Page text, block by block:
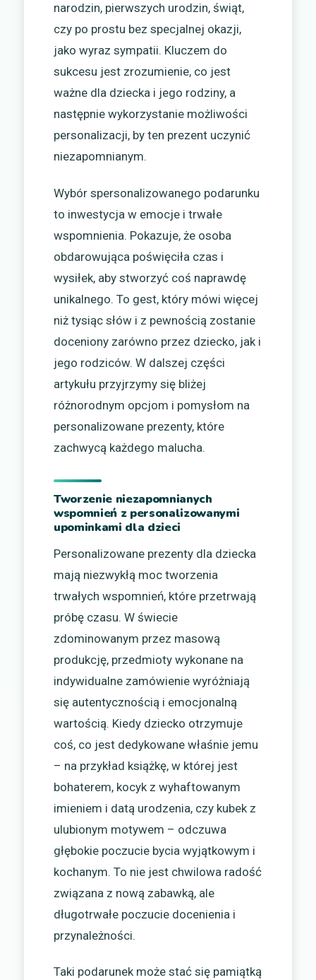
narodzin, pierwszych urodzin, świąt,
czy po prostu bez specjalnej okazji,
jako wyraz sympatii. Kluczem do
sukcesu jest zrozumienie, co jest
ważne dla dziecka i jego rodziny, a
następnie wykorzystanie możliwości
personalizacji, by ten prezent uczynić
niezapomnianym.
Wybór spersonalizowanego podarunku
to inwestycja w emocje i trwałe
wspomnienia. Pokazuje, że osoba
obdarowująca poświęciła czas i
wysiłek, aby stworzyć coś naprawdę
unikalnego. To gest, który mówi więcej
niż tysiąc słów i z pewnością zostanie
doceniony zarówno przez dziecko, jak i
jego rodziców. W dalszej części
artykułu przyjrzymy się bliżej
różnorodnym opcjom i pomysłom na
personalizowane prezenty, które
zachwycą każdego malucha.
Tworzenie niezapomnianych
wspomnień z personalizowanymi
upominkami dla dzieci
Personalizowane prezenty dla dziecka
mają niezwykłą moc tworzenia
trwałych wspomnień, które przetrwają
próbę czasu. W świecie
zdominowanym przez masową
produkcję, przedmioty wykonane na
indywidualne zamówienie wyróżniają
się autentycznością i emocjonalną
wartością. Kiedy dziecko otrzymuje
coś, co jest dedykowane właśnie jemu
– na przykład książkę, w której jest
bohaterem, kocyk z wyhaftowanym
imieniem i datą urodzenia, czy kubek z
ulubionym motywem – odczuwa
głębokie poczucie bycia wyjątkowym i
kochanym. To nie jest chwilowa radość
związana z nową zabawką, ale
długotrwałe poczucie docenienia i
przynależności.
Taki podarunek może stać się pamiątką